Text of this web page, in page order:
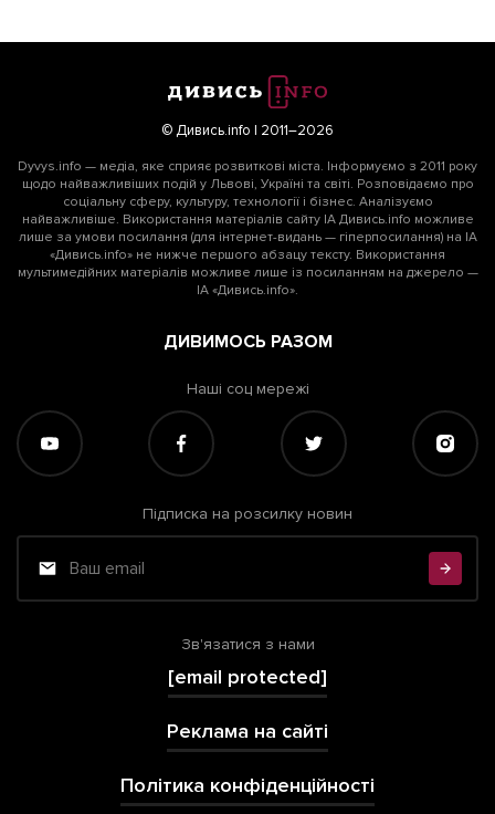
© Дивись.info | 2011–2026
Dyvys.info — медіа, яке сприяє розвиткові міста. Інформуємо з 2011 року
щодо найважливіших подій у Львові, Україні та світі. Розповідаємо про
соціальну сферу, культуру, технології і бізнес. Аналізуємо
найважливіше. Використання матеріалів сайту ІА Дивись.info можливе
лише за умови посилання (для інтернет-видань — гіперпосилання) на ІА
«Дивись.info» не нижче першого абзацу тексту. Використання
мультимедійних матеріалів можливе лише із посиланням на джерело —
ІА «Дивись.info».
ДИВИМОСЬ РАЗОМ
Наші соц мережі
Підписка на розсилку новин
Зв'язатися з нами
[email protected]
Реклама на сайті
Політика конфіденційності